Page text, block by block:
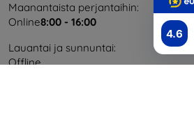
4.6
Maanantaista perjantaihin:
Online8:00 - 16:00
Lauantai ja sunnuntai:
Offline